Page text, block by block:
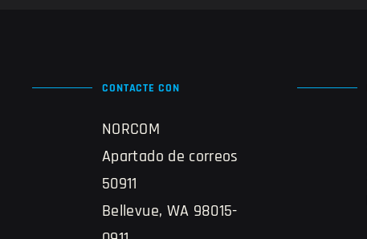
CONTACTE CON
NORCOM
Apartado de correos
50911
Bellevue, WA 98015-